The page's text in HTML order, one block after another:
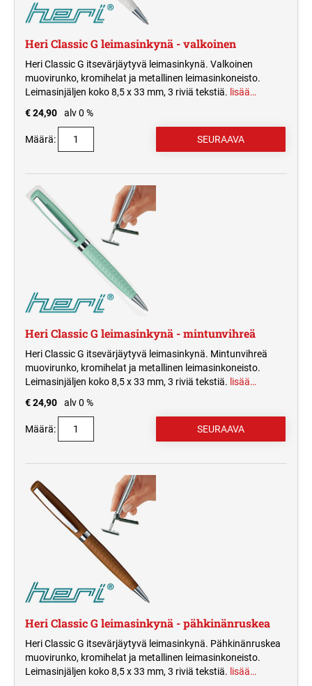
Heri Classic G leimasinkynä - valkoinen
Heri Classic G itsevärjäytyvä leimasinkynä. Valkoinen
muovirunko, kromihelat ja metallinen leimasinkoneisto.
Leimasinjäljen koko 8,5 x 33 mm, 3 riviä tekstiä. lisää…
€ 24,90
alv 0 %
Määrä:
Heri Classic G leimasinkynä - mintunvihreä
Heri Classic G itsevärjäytyvä leimasinkynä. Mintunvihreä
muovirunko, kromihelat ja metallinen leimasinkoneisto.
Leimasinjäljen koko 8,5 x 33 mm, 3 riviä tekstiä. lisää…
€ 24,90
alv 0 %
Määrä:
Heri Classic G leimasinkynä - pähkinänruskea
Heri Classic G itsevärjäytyvä leimasinkynä. Pähkinänruskea
muovirunko, kromihelat ja metallinen leimasinkoneisto.
Leimasinjäljen koko 8,5 x 33 mm, 3 riviä tekstiä. lisää…